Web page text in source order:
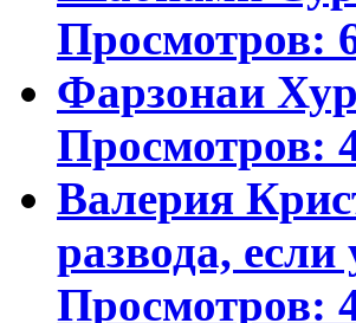
Просмотров:
Фарзонаи
Просмотров:
Валерия
развода, если
Просмотров: